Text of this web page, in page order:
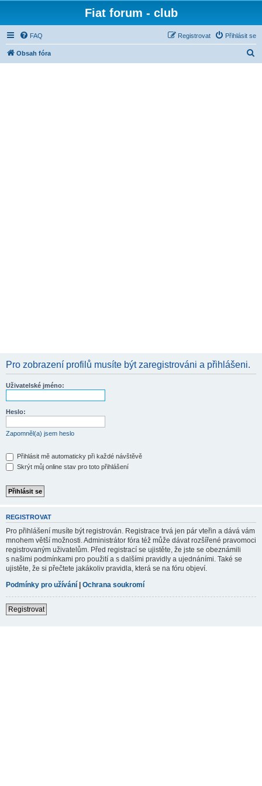
Fiat forum - club
FAQ Přihlásit se
Registrovat
Obsah fóra
Pro zobrazení profilů musíte být zaregistrováni a přihlášeni.
Uživatelské jméno:
Heslo:
Zapomněl(a) jsem heslo
Přihlásit mě automaticky při každé návštěvě
Skrýt můj online stav pro toto přihlášení
REGISTROVAT
Pro přihlášení musíte být registrován. Registrace trvá jen pár vteřin a dává vám
mnohem větší možnosti. Administrátor fóra též může dávat rozšířené pravomoci
registrovaným uživatelům. Před registrací se ujistěte, že jste se obeznámili
s našimi podmínkami pro použití a s dalšími pravidly a ujednáními. Také se
ujistěte, že si přečtete jakákoliv pravidla, která se na fóru objeví.
Podmínky pro užívání | Ochrana soukromí
Registrovat